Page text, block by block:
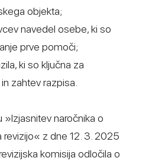
objekta;
navedel osebe, ki so
prve pomoči;
ki so ključna za
zahtev razpisa.
naročnika o
z dne 12. 3. 2025
komisija odločila o